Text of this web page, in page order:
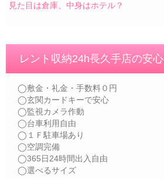
見た目は倉庫、中身はホテル？
レント収納24h長久手店の安心
◯敷金・礼金・手数料０円
◯玄関カードキーで安心
◯監視カメラ作動
◯台車利用自由
◯１Ｆ駐車場あり
◯空調完備
◯365日24時間出入自由
◯選べるサイズ